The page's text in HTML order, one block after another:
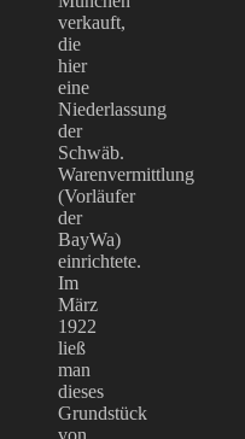
verkauft,
die
hier
eine
Niederlassung
der
Schwäb.
Warenvermittlung
(Vorläufer
der
BayWa)
einrichtete.
Im
März
1922
ließ
man
dieses
Grundstück
von